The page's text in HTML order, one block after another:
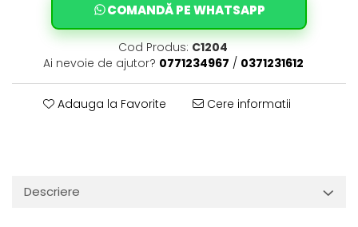
COMANDĂ PE WHATSAPP
Cod Produs: C1204
Ai nevoie de ajutor? 0771234967 / 0371231612
Adauga la Favorite Cere informatii
Descriere